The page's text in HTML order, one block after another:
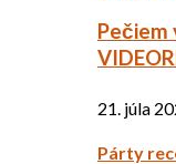
Pečiem
21. júla
Párty